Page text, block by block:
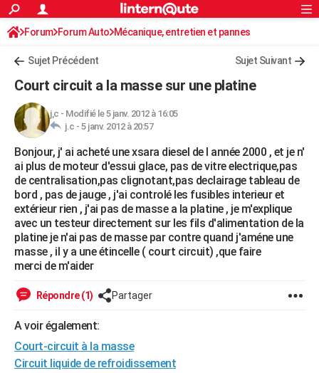
ACTUALITÉS
Politique
Société
Faits Divers
Education
Monde
Villes
+
FINANCE
Retraite
Impôts
Epargne
Immobilier
Risques naturels par ville
Banque
Assurance
Crédit
AUTO
Essais
Réserver un essai
Citadines
Berlines
SUV
Forum auto
+HIGH-TECH
Mobiles
Meilleur smartphone
Internet
Ordinateurs
Jeux vidéo
Guide high-tech
+BRICOLAGE
Forum
Aménagement intérieur
Extérieur
Cuisine
Salle de bains
Jardinage
Rangement
WEEK-END
Guides de France
Escapades
Patrimoine
Expositions
Musées
Week-end nature
+LIFESTYLE
Alimentation
Guide de la santé
Maladies
Médicaments
Sommeil
Destinations
City break
Voyage nature
Voyage de noces
Forum
Climat
+
GUIDES D'ACHAT
Rechercher
S'inscrire
Connexion
Forum Forum Auto Mécanique, entretien et pannes
Sujet Précédent Sujet Suivant
Court circuit a la masse sur une platine
j,c - Modifié le 5 janv. 2012 à 16:05
j.c - 5 janv. 2012 à 20:57
Bonjour, j' ai acheté une xsara diesel de l année 2000 , et je n'
ai plus de moteur d'essui glace, pas de vitre electrique,pas
de centralisation,pas clignotant,pas declairage tableau de
bord , pas de jauge , j'ai controlé les fusibles interieur et
extérieur rien , j'ai pas de masse a la platine , je m'explique
avec un testeur directement sur les fils d'alimentation de la
platine je n'ai pas de masse par contre quand j'améne une
masse , il y a une étincelle ( court circuit) ,que faire
merci de m'aider
Répondre (1) Partager
A voir également:
Court-circuit à la masse
Circuit liquide de refroidissement